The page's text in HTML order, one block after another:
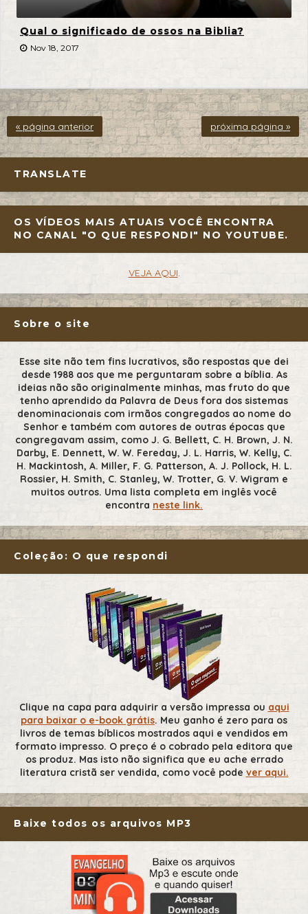
Qual o significado de ossos na Biblia?
Nov 18, 2017
« página anterior próxima página »
TRANSLATE
OS VÍDEOS MAIS ATUAIS VOCÊ ENCONTRA
NO CANAL "O QUE RESPONDI" NO YOUTUBE.
VEJA AQUI.
Sobre o site
Esse site não tem fins lucrativos, são respostas que dei
desde 1988 aos que me perguntaram sobre a bíblia. As
ideias não são originalmente minhas, mas fruto do que
tenho aprendido da Palavra de Deus fora dos sistemas
denominacionais com irmãos congregados ao nome do
Senhor e também com autores de outras épocas que
congregavam assim, como J. G. Bellett, C. H. Brown, J. N.
Darby, E. Dennett, W. W. Fereday, J. L. Harris, W. Kelly, C.
H. Mackintosh, A. Miller, F. G. Patterson, A. J. Pollock, H. L.
Rossier, H. Smith, C. Stanley, W. Trotter, G. V. Wigram e
muitos outros. Uma lista completa em inglês você
encontra neste link.
Coleção: O que respondi
Clique na capa para adquirir a versão impressa ou aqui
para baixar o e-book grátis. Meu ganho é zero para os
livros de temas bíblicos mostrados aqui e vendidos em
formato impresso. O preço é o cobrado pela editora que
os produz. Mas isto não significa que eu ache errado
literatura cristã ser vendida, como você pode ver aqui.
Baixe todos os arquivos MP3